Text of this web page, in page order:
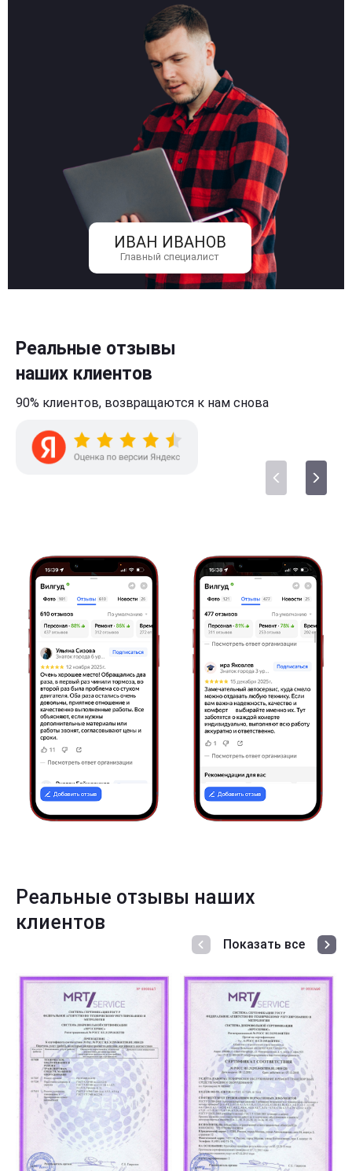
ИВАН ИВАНОВ
Главный специалист
Реальные отзывы
наших клиентов
90% клиентов, возвращаются к нам снова
Реальные отзывы наших
клиентов
Показать все